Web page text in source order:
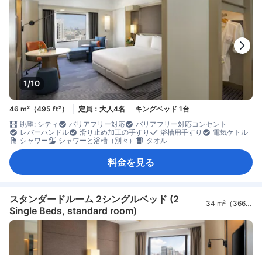
1/10
46 m²（495 ft²） 定員：大人4名
キングベッド 1台
眺望: シティ
バリアフリー対応
バリアフリー対応コンセント
レバーハンドル
滑り止め加工の手すり 浴槽用手すり
電気ケトル
シャワー
シャワーと浴槽（別々） タオル
料金を見る
スタンダードルーム 2シングルベッド (2
Single Beds, standard room)
34 m²（366